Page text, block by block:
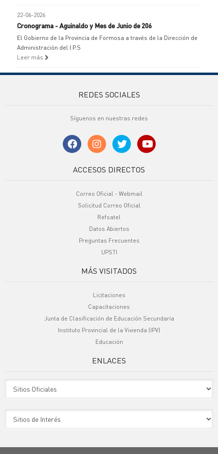
22-06-2026
Cronograma - Aguinaldo y Mes de Junio de 206
El Gobierno de la Provincia de Formosa a través de la Dirección de
Administración del I.P.S
Leer más
REDES SOCIALES
Síguenos en nuestras redes
ACCESOS DIRECTOS
Correo Oficial - Webmail
Solicitud Correo Oficial
Refsatel
Datos Abiertos
Preguntas Frecuentes
UPSTI
MÁS VISITADOS
Licitaciones
Capacitaciones
Junta de Clasificación de Educación Secundaria
Instituto Provincial de la Vivienda (IPV)
Educación
ENLACES